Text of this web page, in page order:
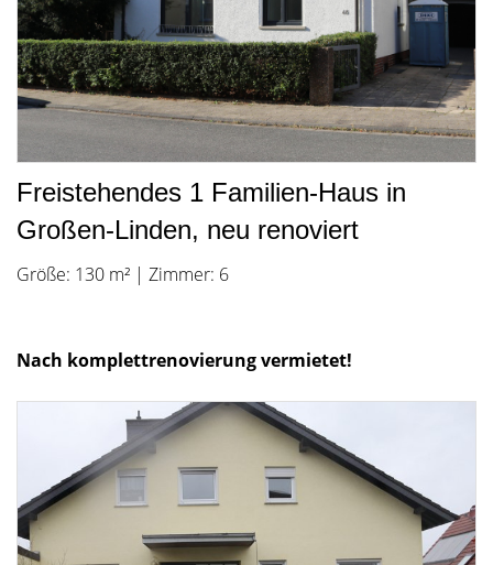
Freistehendes 1 Familien-Haus in
Großen-Linden, neu renoviert
Größe: 130 m² | Zimmer: 6
Nach komplettrenovierung vermietet!